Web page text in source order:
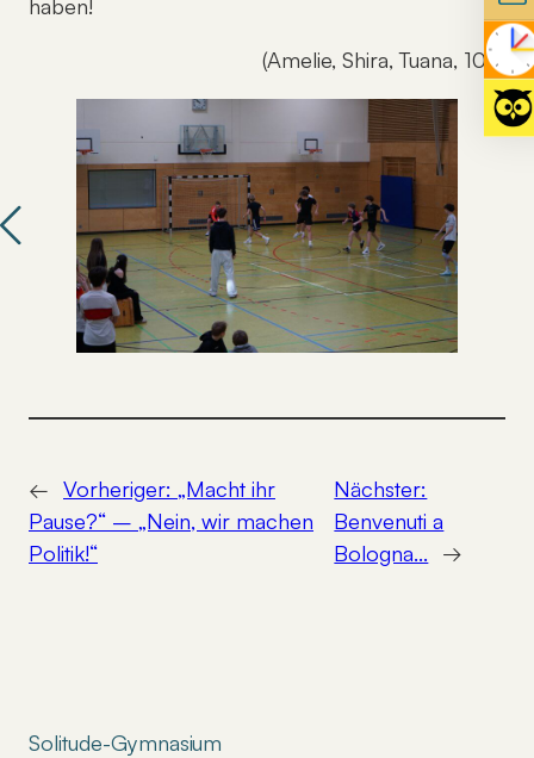
haben!
(Amelie, Shira, Tuana, 10b)
← Vorheriger: „Macht ihr
Pause?“ – „Nein, wir machen
Politik!“
Nächster:
Benvenuti a
Bologna…
→
Solitude-Gymnasium